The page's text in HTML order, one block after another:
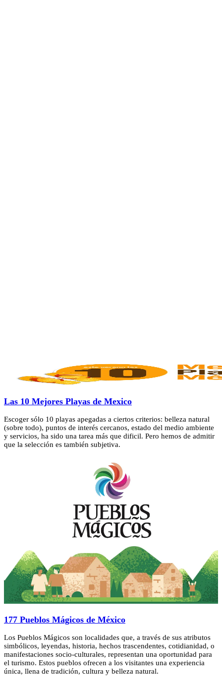
Las 10 Mejores Playas de Mexico
Escoger sólo 10 playas apegadas a ciertos criterios: belleza natural
(sobre todo), puntos de interés cercanos, estado del medio ambiente
y servicios, ha sido una tarea más que dificil. Pero hemos de admitir
que la selección es también subjetiva.
177 Pueblos Mágicos de México
Los Pueblos Mágicos son localidades que, a través de sus atributos
simbólicos, leyendas, historia, hechos trascendentes, cotidianidad, o
manifestaciones socio-culturales, representan una oportunidad para
el turismo. Estos pueblos ofrecen a los visitantes una experiencia
única, llena de tradición, cultura y belleza natural.